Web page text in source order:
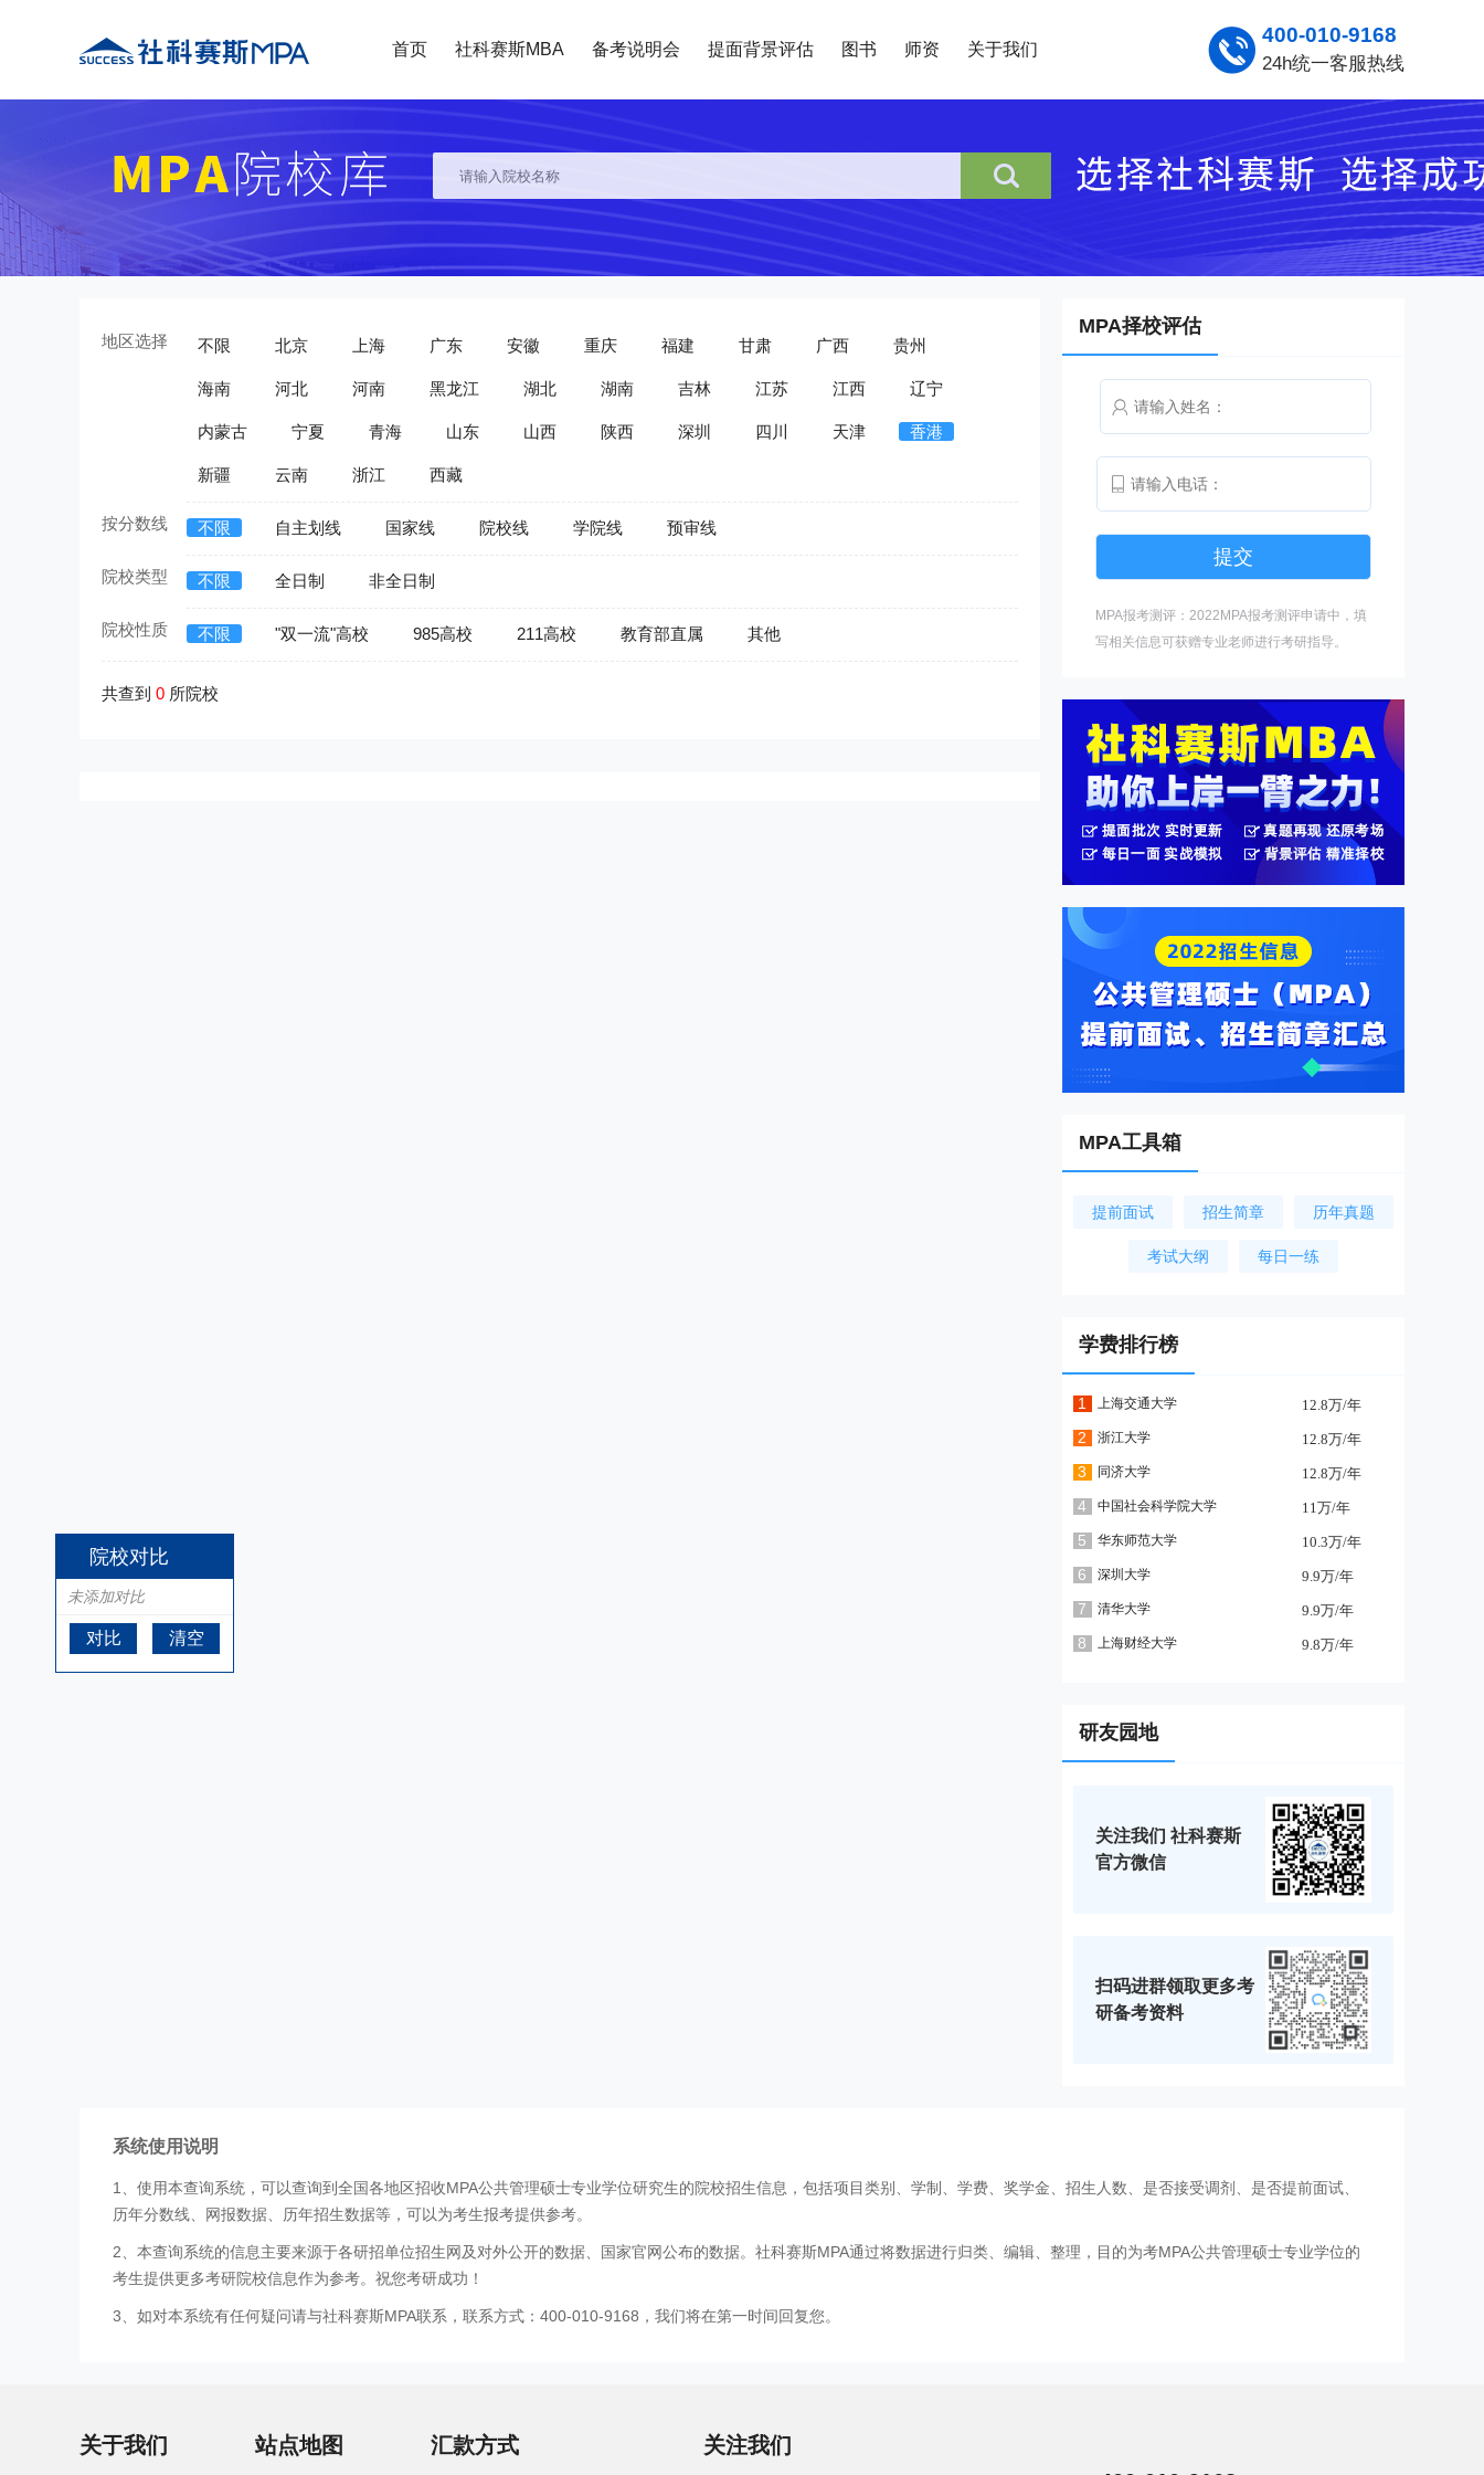
首页 社科赛斯MBA 备考说明会 提面背景评估 图书 师资 关于我们
400-010-9168
24h统一客服热线
地区选择 不限 北京 上海 广东 安徽 重庆 福建 甘肃 广西 贵州
海南 河北 河南 黑龙江 湖北 湖南 吉林 江苏 江西 辽宁
内蒙古 宁夏 青海 山东 山西 陕西 深圳 四川 天津 香港
新疆 云南 浙江 西藏
按分数线 不限 自主划线 国家线 院校线 学院线 预审线
院校类型 不限 全日制 非全日制
院校性质 不限 "双一流"高校 985高校 211高校 教育部直属 其他
共查到 0 所院校
MPA择校评估
MPA报考测评：2022MPA报考测评申请中，填
写相关信息可获赠专业老师进行考研指导。
MPA工具箱
提前面试 招生简章 历年真题
考试大纲 每日一练
学费排行榜
1 上海交通大学 12.8万/年
2 浙江大学 12.8万/年
3 同济大学 12.8万/年
4 中国社会科学院大学 11万/年
5 华东师范大学 10.3万/年
6 深圳大学 9.9万/年
7 清华大学 9.9万/年
8 上海财经大学 9.8万/年
研友园地
关注我们 社科赛斯
官方微信
扫码进群领取更多考
研备考资料
系统使用说明
1、使用本查询系统，可以查询到全国各地区招收MPA公共管理硕士专业学位研究生的院校招生信息，包括项目类别、学制、学费、奖学金、招生人数、是否接受调剂、是否提前面试、
历年分数线、网报数据、历年招生数据等，可以为考生报考提供参考。
2、本查询系统的信息主要来源于各研招单位招生网及对外公开的数据、国家官网公布的数据。社科赛斯MPA通过将数据进行归类、编辑、整理，目的为考MPA公共管理硕士专业学位的
考生提供更多考研院校信息作为参考。祝您考研成功！
3、如对本系统有任何疑问请与社科赛斯MPA联系，联系方式：400-010-9168，我们将在第一时间回复您。
院校对比
未添加对比
对比 清空
关于我们 站点地图 汇款方式
关注我们